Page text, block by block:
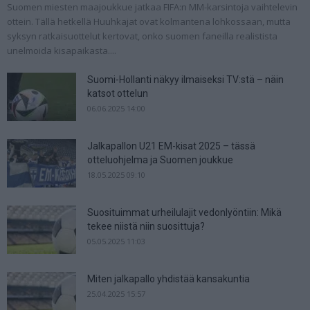
Suomen miesten maajoukkue jatkaa FIFA:n MM-karsintoja vaihtelevin
ottein. Tällä hetkellä Huuhkajat ovat kolmantena lohkossaan, mutta
syksyn ratkaisuottelut kertovat, onko suomen faneilla realistista
unelmoida kisapaikasta....
Suomi-Hollanti näkyy ilmaiseksi TV:stä – näin
katsot ottelun
06.06.2025 14:00
Jalkapallon U21 EM-kisat 2025 – tässä
otteluohjelma ja Suomen joukkue
18.05.2025 09:10
Suosituimmat urheilulajit vedonlyöntiin: Mikä
tekee niistä niin suosittuja?
05.05.2025 11:03
Miten jalkapallo yhdistää kansakuntia
25.04.2025 15:57